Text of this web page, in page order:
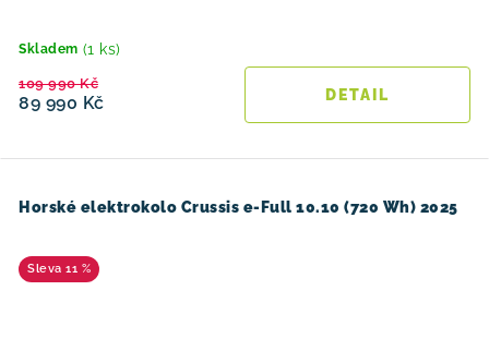
Skladem (1 ks)
89 990 Kč
109 990 Kč
Horské elektrokolo Crussis e-Full 10.10 (720 Wh) 2025
11 %